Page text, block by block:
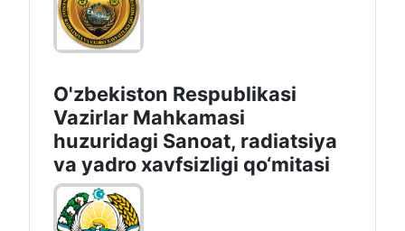
O'zbekiston Respublikasi
Vazirlar Mahkamasi
huzuridagi Sanoat, radiatsiya
va yadro xavfsizligi qo‘mitasi